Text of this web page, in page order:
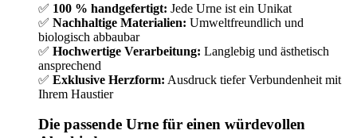
✅ 100 % handgefertigt: Jede Urne ist ein Unikat
✅ Nachhaltige Materialien: Umweltfreundlich und
biologisch abbaubar
✅ Hochwertige Verarbeitung: Langlebig und ästhetisch
ansprechend
✅ Exklusive Herzform: Ausdruck tiefer Verbundenheit mit
Ihrem Haustier
Die passende Urne für einen würdevollen